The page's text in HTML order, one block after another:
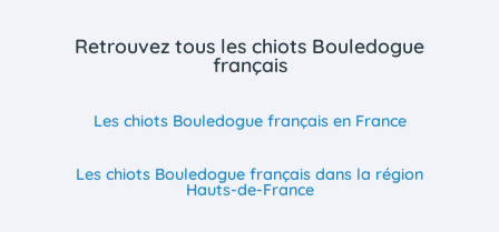
Retrouvez tous les chiots Bouledogue
français
Les chiots Bouledogue français en France
Les chiots Bouledogue français dans la région
Hauts-de-France